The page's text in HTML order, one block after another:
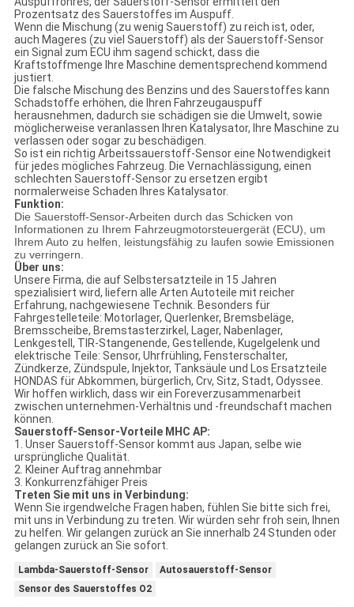
Prozentsatz des Sauerstoffes im Auspuff.
Wenn die Mischung (zu wenig Sauerstoff) zu reich ist, oder,
auch Mageres (zu viel Sauerstoff) als der Sauerstoff-Sensor
ein Signal zum ECU ihm sagend schickt, dass die
Kraftstoffmenge Ihre Maschine dementsprechend kommend
justiert.
Die falsche Mischung des Benzins und des Sauerstoffes kann
Schadstoffe erhöhen, die Ihren Fahrzeugauspuff
herausnehmen, dadurch sie schädigen sie die Umwelt, sowie
möglicherweise veranlassen Ihren Katalysator, Ihre Maschine zu
verlassen oder sogar zu beschädigen.
So ist ein richtig Arbeitssauerstoff-Sensor eine Notwendigkeit
für jedes mögliches Fahrzeug. Die Vernachlässigung, einen
schlechten Sauerstoff-Sensor zu ersetzen ergibt
normalerweise Schaden Ihres Katalysator.
Funktion:
Die Sauerstoff-Sensor-Arbeiten durch das Schicken von
Informationen zu Ihrem Fahrzeugmotorsteuergerät (ECU), um
Ihrem Auto zu helfen, leistungsfähig zu laufen sowie Emissionen
zu verringern.
Über uns:
Unsere Firma, die auf Selbstersatzteile in 15 Jahren
spezialisiert wird, liefern alle Arten Autoteile mit reicher
Erfahrung, nachgewiesene Technik. Besonders für
Fahrgestelleteile: Motorlager, Querlenker, Bremsbeläge,
Bremsscheibe, Bremstasterzirkel, Lager, Nabenlager,
Lenkgestell, TIR-Stangenende, Gestellende, Kugelgelenk und
elektrische Teile: Sensor, Uhrfrühling, Fensterschalter,
Zündkerze, Zündspule, Injektor, Tanksäule und Los Ersatzteile
HONDAS für Abkommen, bürgerlich, Crv, Sitz, Stadt, Odyssee.
Wir hoffen wirklich, dass wir ein Foreverzusammenarbeit
zwischen unternehmen-Verhältnis und -freundschaft machen
können.
Sauerstoff-Sensor-Vorteile MHC AP:
1. Unser Sauerstoff-Sensor kommt aus Japan, selbe wie
ursprüngliche Qualität.
2. Kleiner Auftrag annehmbar
3. Konkurrenzfähiger Preis
Treten Sie mit uns in Verbindung:
Wenn Sie irgendwelche Fragen haben, fühlen Sie bitte sich frei,
mit uns in Verbindung zu treten. Wir würden sehr froh sein, Ihnen
zu helfen. Wir gelangen zurück an Sie innerhalb 24 Stunden oder
gelangen zurück an Sie sofort.
Lambda-Sauerstoff-Sensor
Autosauerstoff-Sensor
Sensor des Sauerstoffes O2